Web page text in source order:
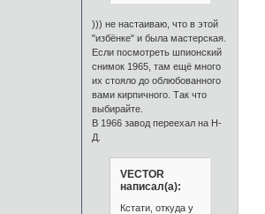
))) не настаиваю, что в этой
"избёнке" и была мастерская.
Если посмотреть шпионский
снимок 1965, там ещё много
их стояло до облюбованного
вами кирпичного. Так что
выбирайте.
В 1966 завод переехал на Н-
Д.
VECTOR
написал(а):
Кстати, откуда у